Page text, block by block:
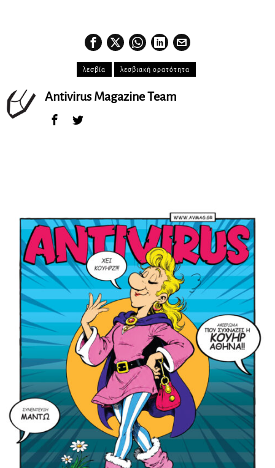
λεσβία λεσβιακή ορατότητα
Antivirus Magazine Team